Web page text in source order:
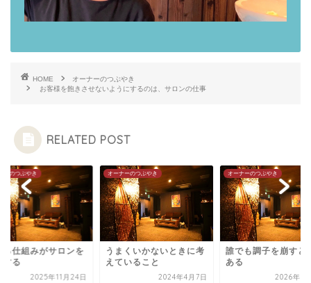
HOME
オーナーのつぶやき
お客様を飽きさせないようにするのは、サロンの仕事
RELATED POST
ーのつぶやき
る仕組みがサロンを
する
2025年11月24日
オーナーのつぶやき
うまくいかないときに考
えていること
2024年4月7日
オーナーのつぶやき
誰でも調子を崩すと
ある
2026年3